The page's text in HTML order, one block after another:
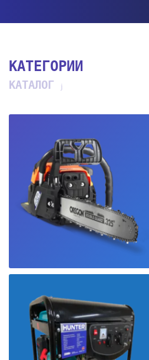
КАТЕГОРИИ
КАТАЛОГ